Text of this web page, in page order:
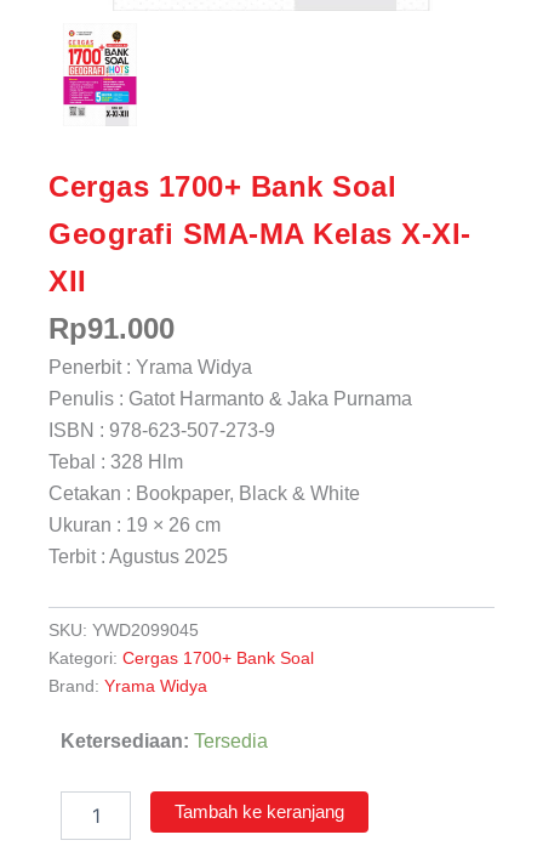
Cergas 1700+ Bank Soal
Geografi SMA-MA Kelas X-XI-
XII
Rp91.000
Penerbit : Yrama Widya
Penulis : Gatot Harmanto & Jaka Purnama
ISBN : 978-623-507-273-9
Tebal : 328 Hlm
Cetakan : Bookpaper, Black & White
Ukuran : 19 × 26 cm
Terbit : Agustus 2025
SKU: YWD2099045
Kategori: Cergas 1700+ Bank Soal
Brand: Yrama Widya
Ketersediaan: Tersedia
Kuantitas
Bank
Soal
Tambah ke keranjang